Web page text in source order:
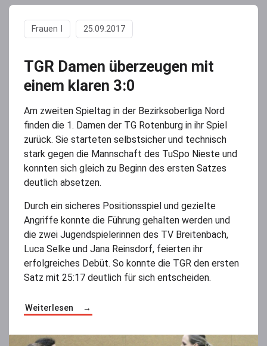
TGR Damen überzeugen mit
einem klaren 3:0
Frauen I 25.09.2017
Am zweiten Spieltag in der Bezirksoberliga Nord
finden die 1. Damen der TG Rotenburg in ihr Spiel
zurück. Sie starteten selbstsicher und technisch
stark gegen die Mannschaft des TuSpo Nieste und
konnten sich gleich zu Beginn des ersten Satzes
deutlich absetzen.
Durch ein sicheres Positionsspiel und gezielte
Angriffe konnte die Führung gehalten werden und
die zwei Jugendspielerinnen des TV Breitenbach,
Luca Selke und Jana Reinsdorf, feierten ihr
erfolgreiches Debüt. So konnte die TGR den ersten
Satz mit 25:17 deutlich für sich entscheiden.
Weiterlesen